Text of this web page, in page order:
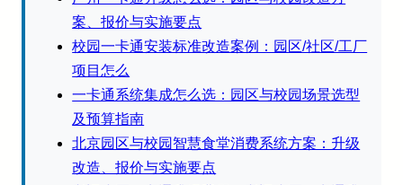
案、报价与实施要点
校园一卡通安装标准改造案例：园区/社区/工厂
项目怎么
一卡通系统集成怎么选：园区与校园场景选型
及预算指南
北京园区与校园智慧食堂消费系统方案：升级
改造、报价与实施要点